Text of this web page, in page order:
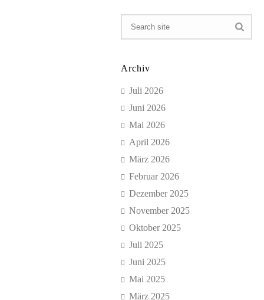
Archiv
Juli 2026
Juni 2026
Mai 2026
April 2026
März 2026
Februar 2026
Dezember 2025
November 2025
Oktober 2025
Juli 2025
Juni 2025
Mai 2025
März 2025